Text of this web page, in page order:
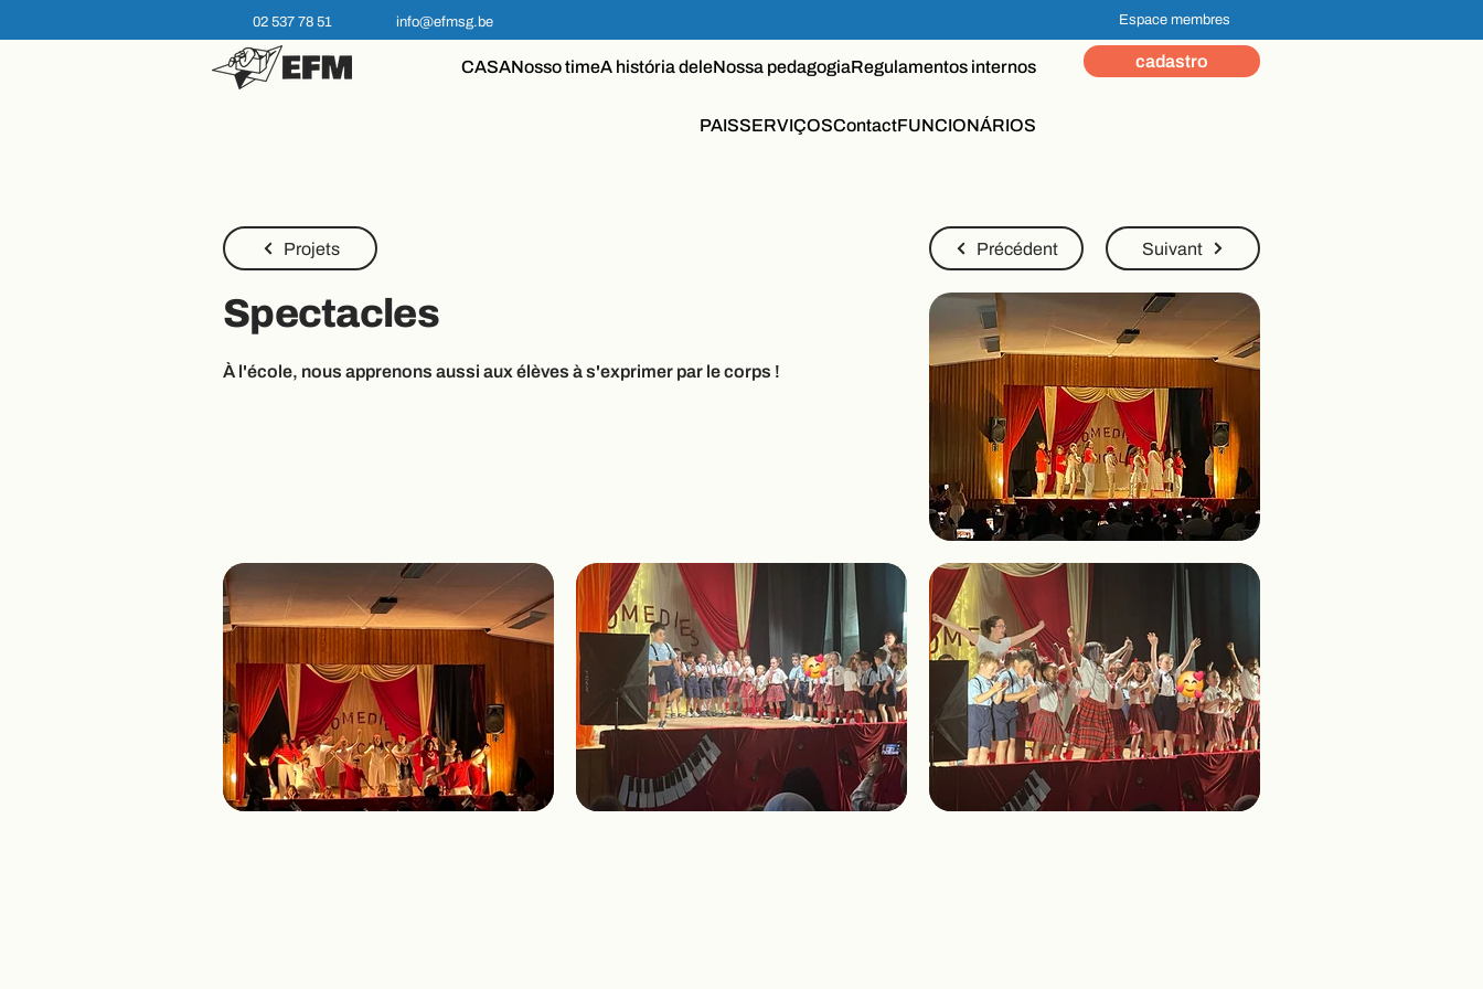
02 537 78 51 info@efmsg.be Espace membres
CASANosso timeA história deleNossa pedagogiaRegulamentos internos
PAISSERVIÇOSContactFUNCIONÁRIOS
cadastro
Projets Précédent Suivant
Spectacles
À l'école, nous apprenons aussi aux élèves à s'exprimer par le corps !